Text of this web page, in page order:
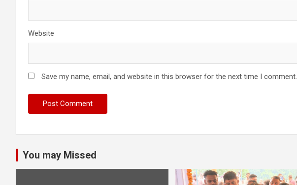
Website
Save my name, email, and website in this browser for the next time I comment.
You may Missed